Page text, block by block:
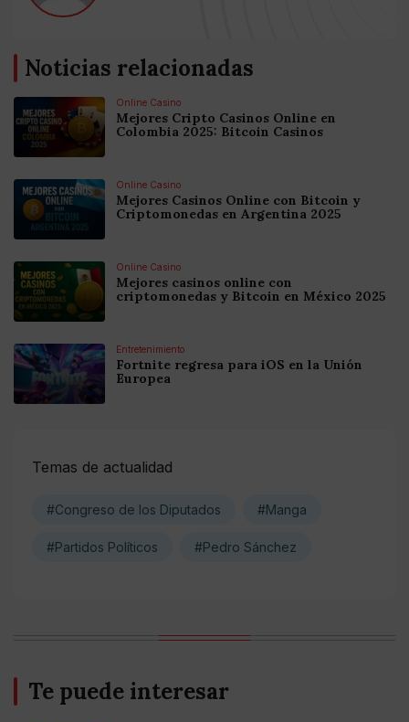
Noticias relacionadas
Online Casino
Mejores Cripto Casinos Online en
Colombia 2025: Bitcoin Casinos
Online Casino
Mejores Casinos Online con Bitcoin y
Criptomonedas en Argentina 2025
Online Casino
Mejores casinos online con
criptomonedas y Bitcoin en México 2025
Entretenimiento
Fortnite regresa para iOS en la Unión
Europea
Temas de actualidad
#Congreso de los Diputados #Manga
#Partidos Políticos #Pedro Sánchez
Te puede interesar